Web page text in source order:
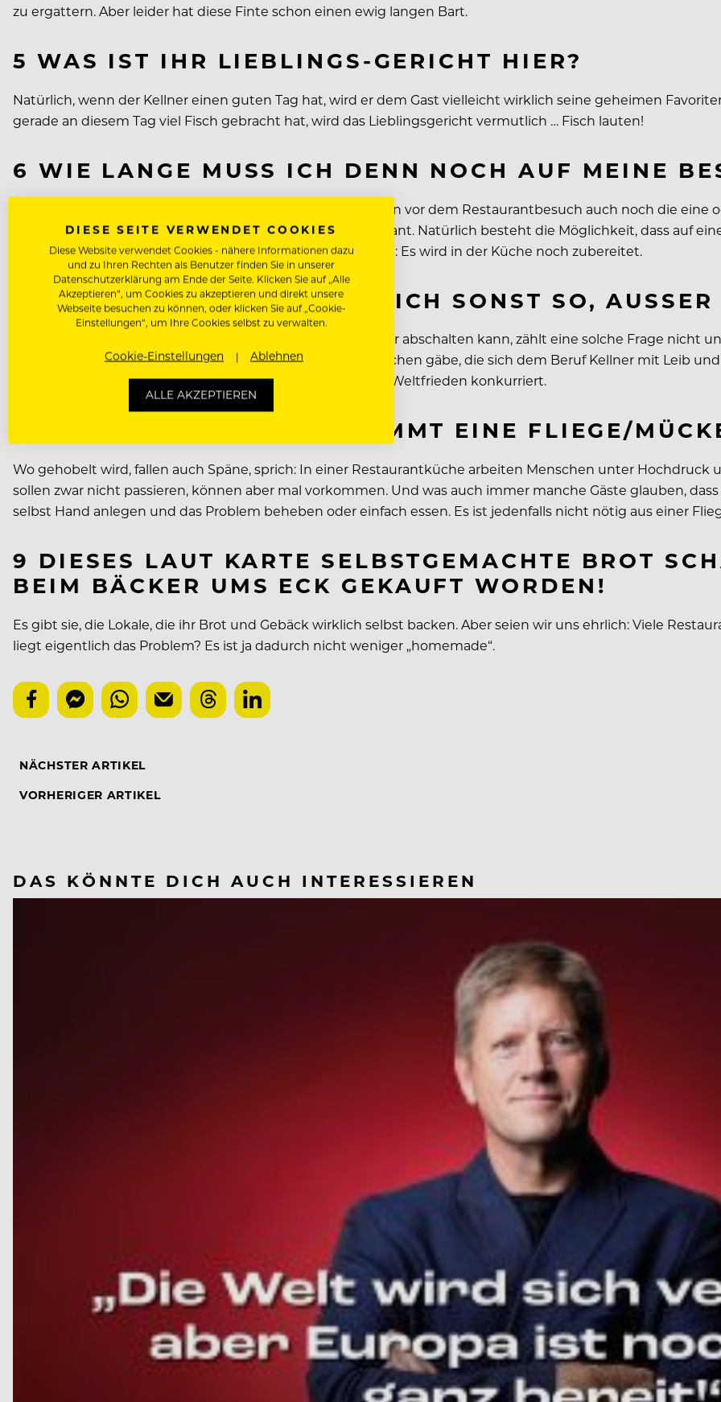
zu ergattern. Aber leider hat diese Finte schon einen ewig langen Bart.
5 WAS IST IHR LIEBLINGS-GERICHT HIER?
Natürlich, wenn der Kellner einen guten Tag hat, wird er dem Gast vielleicht wirklich seine geheimen
gerade an diesem Tag viel Fisch gebracht hat, wird das Lieblingsgericht vermutlich … Fisch lauten!
6 WIE LANGE MUSS ICH DENN NOCH AUF MEINE
Der Gast ist müde, unterzuckert und vielleicht ist ihm schon vor dem Restaurantbesuch auch noch die eine
muss er Dampf ablassen, schon klar. Aber nicht im Restaurant. Natürlich besteht die Möglichkeit, dass auf
Fälle hat die Verspätung des Essens einen logischen Grund: Es wird in der Küche noch zubereitet.
7 WAS MACHEN SIE BERUFLICH SONST SO,
Selbst wenn man ein HR-Manager ist und privat nur schwer abschalten kann, zählt eine solche Frage nicht
ehrlich gesagt: einfach unverschämt. Wenn es keine Menschen gäbe, die sich dem Beruf Kellner mit Leib
ernstzunehmendes Problem, das mit der Forderung nach Weltfrieden konkurriert.
8 IN MEINER SUPPE SCHWIMMT EINE FLIEGE/
Wo gehobelt wird, fallen auch Späne, sprich: In einer Restaurantküche arbeiten Menschen unter Hochdruck
sollen zwar nicht passieren, können aber mal vorkommen. Und was auch immer manche Gäste glauben,
selbst Hand anlegen und das Problem beheben oder einfach essen. Es ist jedenfalls nicht nötig aus einer
9 DIESES LAUT KARTE SELBSTGEMACHTE BROT
BEIM BÄCKER UMS ECK GEKAUFT WORDEN!
Es gibt sie, die Lokale, die ihr Brot und Gebäck wirklich selbst backen. Aber seien wir uns ehrlich: Viele
liegt eigentlich das Problem? Es ist ja dadurch nicht weniger „homemade“.
NÄCHSTER ARTIKEL
VORHERIGER ARTIKEL
DAS KÖNNTE DICH AUCH INTERESSIEREN
DIESE SEITE VERWENDET COOKIES
Diese Website verwendet Cookies - nähere Informationen dazu
und zu Ihren Rechten als Benutzer finden Sie in unserer
Datenschutzerklärung am Ende der Seite. Klicken Sie auf „Alle
Akzeptieren“, um Cookies zu akzeptieren und direkt unsere
Webseite besuchen zu können, oder klicken Sie auf „Cookie-
Einstellungen“, um Ihre Cookies selbst zu verwalten.
Cookie-Einstellungen Ablehnen
ALLE AKZEPTIEREN